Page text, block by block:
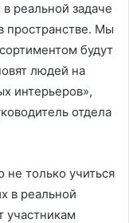
реальной задаче
пространстве. Мы
будут
людей на
интерьеров»,
отдела
не только учиться
в реальной
участникам